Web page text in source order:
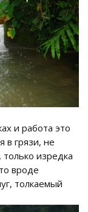
и работа это
в грязи, не
изредка
вроде
толкаемый